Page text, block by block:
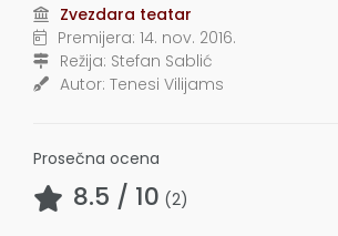
Zvezdara teatar
Premijera: 14. nov. 2016.
Režija: Stefan Sablić
Autor: Tenesi Vilijams
Prosečna ocena
8.5 / 10 (2)